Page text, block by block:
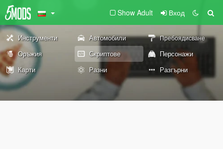
Show Adult Вход
Инструменти Автомобили Пребоядисване
Оръжия Скриптове
Персонажи
Карти
Разни Разгърни